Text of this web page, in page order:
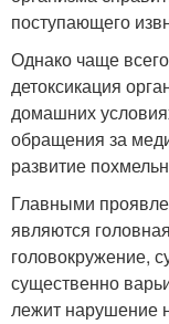
поступающего
Однако чаще
детоксикация
домашних
обращения за
развитие
Главными
являются
головокружение,
существенно
лежит нарушение